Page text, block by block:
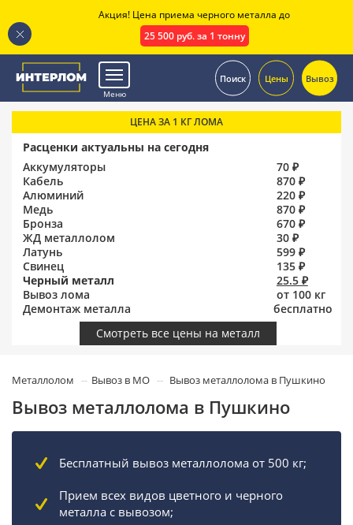
Меню
Поиск Цены Вывоз
ЦЕНА ЗА 1 КГ ЛОМА
Расценки актуальны на сегодня
Аккумуляторы
70 ₽
Кабель
870 ₽
Алюминий
220 ₽
Медь
870 ₽
Бронза
670 ₽
ЖД металлолом
30 ₽
Латунь
599 ₽
Свинец
135 ₽
Черный металл
25.5 ₽
Вывоз лома
от 100 кг
Демонтаж металла
бесплатно
Смотреть все цены на металл
Металлолом Вывоз в МО Вывоз металлолома в Пушкино
Вывоз металлолома в Пушкино
Бесплатный вывоз металлолома от 500 кг;
Прием всех видов цветного и черного
металла с вывозом;
Акция! Цена приема черного металла до
25 500 руб. за 1 тонну
.